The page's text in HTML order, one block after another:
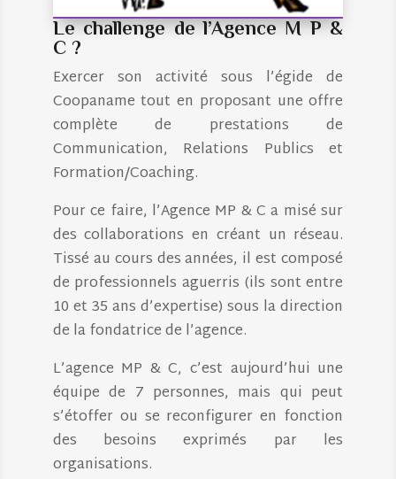
Le challenge de l’Agence M P &
C ?
Exercer son activité sous l’égide de
Coopaname tout en proposant une offre
complète de prestations de
Communication, Relations Publics et
Formation/Coaching.
Pour ce faire, l’Agence MP & C a misé sur
des collaborations en créant un réseau.
Tissé au cours des années, il est composé
de professionnels aguerris (ils sont entre
10 et 35 ans d’expertise) sous la direction
de la fondatrice de l’agence.
L’agence MP & C, c’est aujourd’hui une
équipe de 7 personnes, mais qui peut
s’étoffer ou se reconfigurer en fonction
des besoins exprimés par les
organisations.